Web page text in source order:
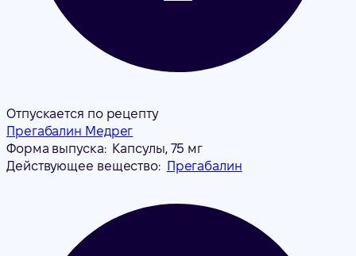
Отпускается по рецепту
Прегабалин Медрег
Форма выпуска: Капсулы, 75 мг
Действующее вещество: Прегабалин